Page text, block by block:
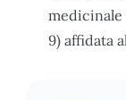
medicinale
9) affidata